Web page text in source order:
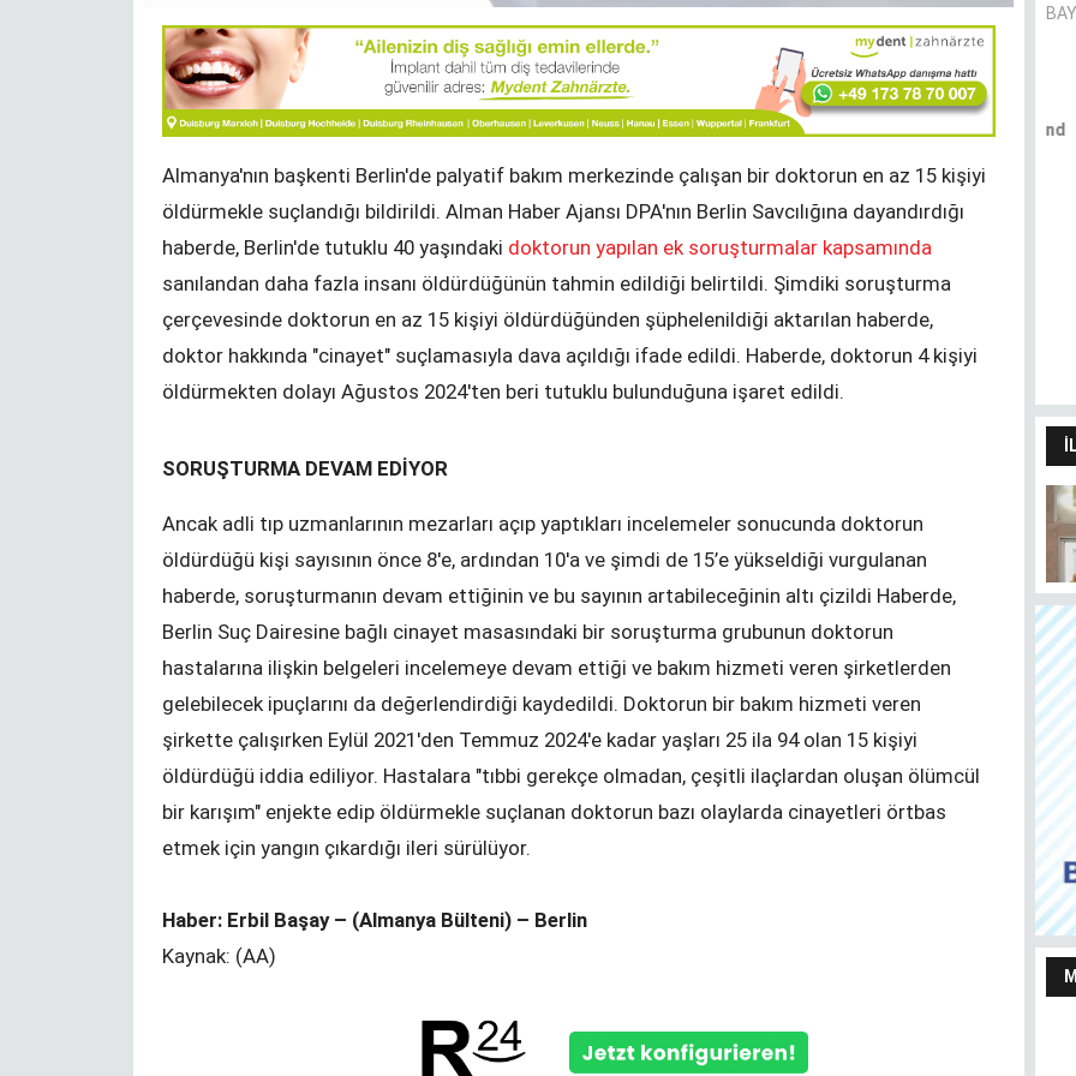
Almanya'nın başkenti Berlin'de palyatif bakım merkezinde çalışan bir doktorun en az 15 kişiyi
öldürmekle suçlandığı bildirildi. Alman Haber Ajansı DPA'nın Berlin Savcılığına dayandırdığı
haberde, Berlin'de tutuklu 40 yaşındaki doktorun yapılan ek soruşturmalar kapsamında
sanılandan daha fazla insanı öldürdüğünün tahmin edildiği belirtildi. Şimdiki soruşturma
çerçevesinde doktorun en az 15 kişiyi öldürdüğünden şüphelenildiği aktarılan haberde,
doktor hakkında "cinayet" suçlamasıyla dava açıldığı ifade edildi. Haberde, doktorun 4 kişiyi
öldürmekten dolayı Ağustos 2024'ten beri tutuklu bulunduğuna işaret edildi.
SORUŞTURMA DEVAM EDİYOR
Ancak adli tıp uzmanlarının mezarları açıp yaptıkları incelemeler sonucunda doktorun
öldürdüğü kişi sayısının önce 8'e, ardından 10'a ve şimdi de 15’e yükseldiği vurgulanan
haberde, soruşturmanın devam ettiğinin ve bu sayının artabileceğinin altı çizildi Haberde,
Berlin Suç Dairesine bağlı cinayet masasındaki bir soruşturma grubunun doktorun
hastalarına ilişkin belgeleri incelemeye devam ettiği ve bakım hizmeti veren şirketlerden
gelebilecek ipuçlarını da değerlendirdiği kaydedildi. Doktorun bir bakım hizmeti veren
şirkette çalışırken Eylül 2021'den Temmuz 2024'e kadar yaşları 25 ila 94 olan 15 kişiyi
öldürdüğü iddia ediliyor. Hastalara "tıbbi gerekçe olmadan, çeşitli ilaçlardan oluşan ölümcül
bir karışım" enjekte edip öldürmekle suçlanan doktorun bazı olaylarda cinayetleri örtbas
etmek için yangın çıkardığı ileri sürülüyor.
Haber: Erbil Başay – (Almanya Bülteni) – Berlin
Kaynak: (AA)
Bir Durak - NRW Seçimleri
KENAN MORTAN
Değişim ve Süreklilik
YUNUS ULUSOY
Pandemie und Migrationshintergrund
CANER AVER
Dilimin sınırları dünyamın
HÜLYA SANCAK
YTB‘den izincilere Sırbistan sınırında
hijyen paketi
Almanya’da taşınmaz satmayı ve almayı
düşünenler bu haberi okusun
Kündigung während der
Corona-Krise?
Almanya Türk Toplumu